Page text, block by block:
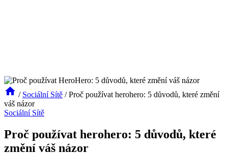
/ Sociální Sítě / Proč používat herohero: 5 důvodů, které změní
váš názor
Sociální Sítě
Proč používat herohero: 5 důvodů, které
změní váš názor